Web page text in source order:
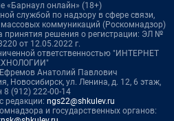
«Барнаул онлайн» (18+)
службой по надзору в сфере связи,
коммуникаций (Роскомнадзор)
принятия решения о регистрации: ЭЛ №
от 12.05.2022 г.
ответственностью "ИНТЕРНЕТ
Анатолий Павлович
Новосибирск, ул. Ленина, д. 12, 6 этаж,
8 (912) 222-00-14
редакции: ngs22@shkulev.ru
и государственных органов: